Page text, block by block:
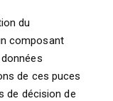
du
composant
de ces puces
de décision de